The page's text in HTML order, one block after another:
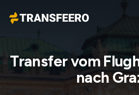
Transfeero
Transfer vom
nach